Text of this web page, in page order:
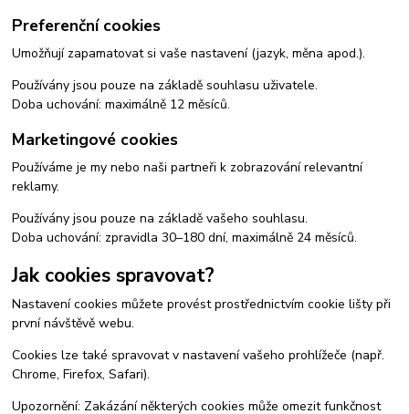
Preferenční cookies
Umožňují zapamatovat si vaše nastavení (jazyk, měna apod.).
Používány jsou pouze na základě souhlasu uživatele.
Doba uchování: maximálně 12 měsíců.
Marketingové cookies
Používáme je my nebo naši partneři k zobrazování relevantní
reklamy.
Používány jsou pouze na základě vašeho souhlasu.
Doba uchování: zpravidla 30–180 dní, maximálně 24 měsíců.
Jak cookies spravovat?
Nastavení cookies můžete provést prostřednictvím cookie lišty při
první návštěvě webu.
Cookies lze také spravovat v nastavení vašeho prohlížeče (např.
Chrome, Firefox, Safari).
Upozornění: Zakázání některých cookies může omezit funkčnost